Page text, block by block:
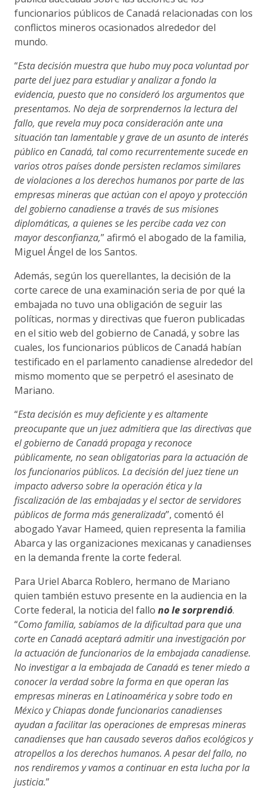
funcionarios públicos de Canadá relacionadas con los
conflictos mineros ocasionados alrededor del
mundo.
“Esta decisión muestra que hubo muy poca voluntad por
parte del juez para estudiar y analizar a fondo la
evidencia, puesto que no consideró los argumentos que
presentamos. No deja de sorprendernos la lectura del
fallo, que revela muy poca consideración ante una
situación tan lamentable y grave de un asunto de interés
público en Canadá, tal como recurrentemente sucede en
varios otros países donde persisten reclamos similares
de violaciones a los derechos humanos por parte de las
empresas mineras que actúan con el apoyo y protección
del gobierno canadiense a través de sus misiones
diplomáticas, a quienes se les percibe cada vez con
mayor desconfianza,” afirmó el abogado de la familia,
Miguel Ángel de los Santos.
Además, según los querellantes, la decisión de la
corte carece de una examinación seria de por qué la
embajada no tuvo una obligación de seguir las
políticas, normas y directivas que fueron publicadas
en el sitio web del gobierno de Canadá, y sobre las
cuales, los funcionarios públicos de Canadá habían
testificado en el parlamento canadiense alrededor del
mismo momento que se perpetró el asesinato de
Mariano.
“Esta decisión es muy deficiente y es altamente
preocupante que un juez admitiera que las directivas que
el gobierno de Canadá propaga y reconoce
públicamente, no sean obligatorias para la actuación de
los funcionarios públicos. La decisión del juez tiene un
impacto adverso sobre la operación ética y la
fiscalización de las embajadas y el sector de servidores
públicos de forma más generalizada”, comentó él
abogado Yavar Hameed, quien representa la familia
Abarca y las organizaciones mexicanas y canadienses
en la demanda frente la corte federal.
Para Uriel Abarca Roblero, hermano de Mariano
quien también estuvo presente en la audiencia en la
Corte federal, la noticia del fallo no le sorprendió.
“Como familia, sabíamos de la dificultad para que una
corte en Canadá aceptará admitir una investigación por
la actuación de funcionarios de la embajada canadiense.
No investigar a la embajada de Canadá es tener miedo a
conocer la verdad sobre la forma en que operan las
empresas mineras en Latinoamérica y sobre todo en
México y Chiapas donde funcionarios canadienses
ayudan a facilitar las operaciones de empresas mineras
canadienses que han causado severos daños ecológicos y
atropellos a los derechos humanos. A pesar del fallo, no
nos rendiremos y vamos a continuar en esta lucha por la
justicia.”